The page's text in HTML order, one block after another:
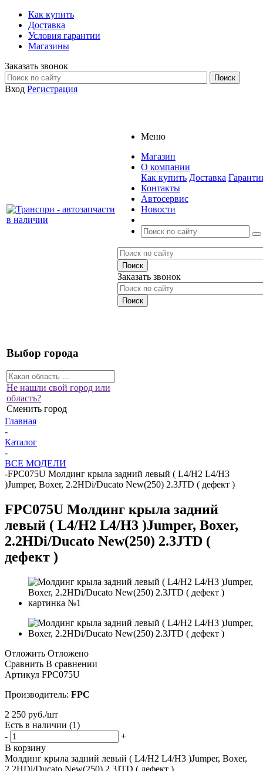
Как купить
Доставка
Условия гарантии
Магазины
Заказать звонок
Вход Регистрация
Меню
Магазин
О компании
Как купить Доставка
Контакты
Автосервис
Новости
Заказать звонок
Выбор города
Не нашли свой город или
область?
Сменить город
Главная
-
Каталог
-
ВСЕ МОДЕЛИ
-FPC075U Молдинг крыла задний левый ( L4/H2 L4/H3
)Jumper, Boxer, 2.2HDi/Ducato New(250) 2.3JTD ( дефект )
FPC075U Молдинг крыла задний
левый ( L4/H2 L4/H3 )Jumper, Boxer,
2.2HDi/Ducato New(250) 2.3JTD (
дефект )
Отложить Отложено
Сравнить В сравнении
Артикул FPC075U
Производитель: FPC
2 250 руб./шт
Есть в наличии (1)
-
+
В корзину
Молдинг крыла задний левый ( L4/H2 L4/H3 )Jumper, Boxer,
2.2HDi/Ducato New(250) 2.3JTD ( дефект )